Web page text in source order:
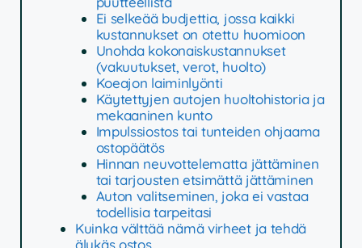
Ei selkeää budjettia, jossa kaikki
kustannukset on otettu huomioon
Unohda kokonaiskustannukset
(vakuutukset, verot, huolto)
Koeajon laiminlyönti
Käytettyjen autojen huoltohistoria ja
mekaaninen kunto
Impulssiostos tai tunteiden ohjaama
ostopäätös
Hinnan neuvottelematta jättäminen
tai tarjousten etsimättä jättäminen
Auton valitseminen, joka ei vastaa
todellisia tarpeitasi
Kuinka välttää nämä virheet ja tehdä